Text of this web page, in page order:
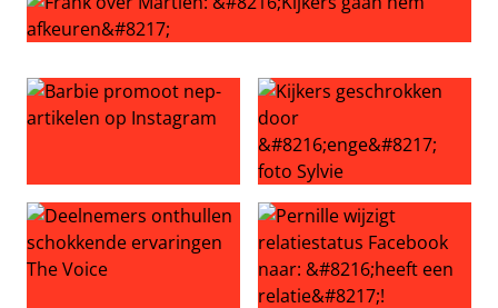
Barbie promoot nep-artikelen op Instagram
Kijkers geschrokken door